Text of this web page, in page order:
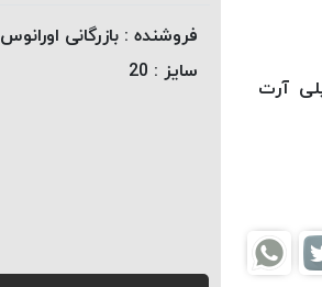
آرت
فروشنده : بازرگانی اورانوس
سایز : 20